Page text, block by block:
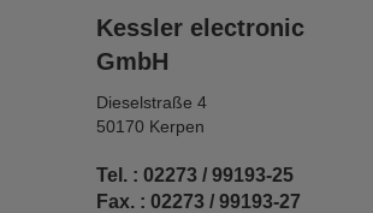
Kessler electronic
GmbH
Dieselstraße 4
50170 Kerpen
Tel. : 02273 / 99193-25
Fax. : 02273 / 99193-27